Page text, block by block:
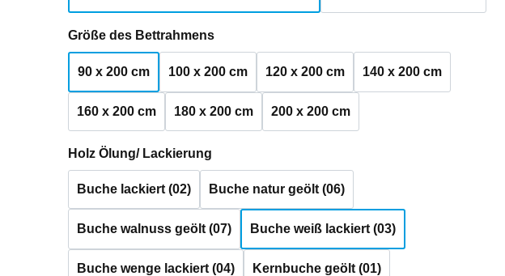
Größe des Bettrahmensauswählen
90 x 200 cm 100 x 200 cm 120 x 200 cm 140 x 200 cm
160 x 200 cm 180 x 200 cm 200 x 200 cm
Holz Ölung/ Lackierung
Buche lackiert (02) Buche natur geölt (06)
Buche walnuss geölt (07) Buche weiß lackiert (03)
Buche wenge lackiert (04) Kernbuche geölt (01)